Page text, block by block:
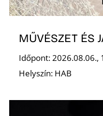
MŰVÉSZET ÉS
Időpont: 2026.08.06.,
Helyszín: HAB